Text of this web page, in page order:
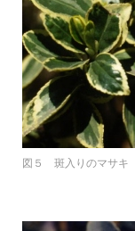
図５ 斑入りのマサキ